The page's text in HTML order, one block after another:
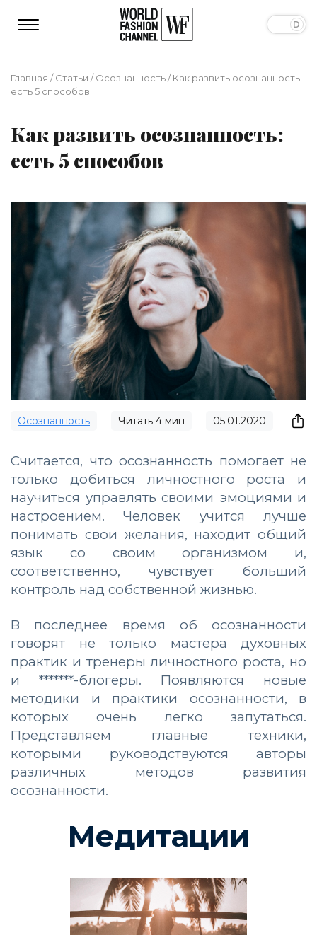
Главная /Статьи /Осознанность/Как развить осознанность:
есть 5 способов
Как развить осознанность:
есть 5 способов
Осознанность Читать 4 мин 05.01.2020
Считается, что осознанность помогает не
только добиться личностного роста и
научиться управлять своими эмоциями и
настроением. Человек учится лучше
понимать свои желания, находит общий
язык со своим организмом и,
соответственно, чувствует больший
контроль над собственной жизнью.
В последнее время об осознанности
говорят не только мастера духовных
практик и тренеры личностного роста, но
и *******-блогеры. Появляются новые
методики и практики осознанности, в
которых очень легко запутаться.
Представляем главные техники,
которыми руководствуются авторы
различных методов развития
осознанности.
Медитации